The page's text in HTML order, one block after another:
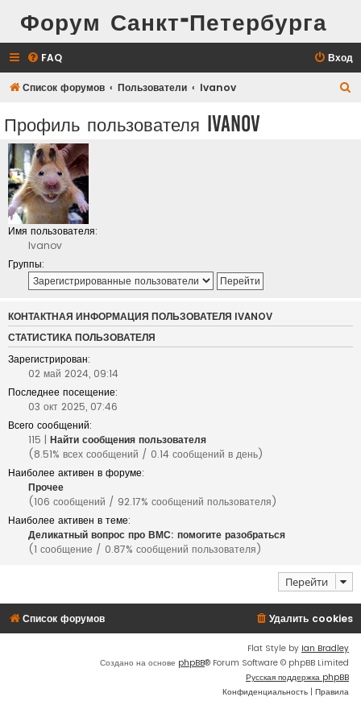
Форум Санкт-Петербурга
FAQ Вход
Список форумов Пользователи Ivanov
Профиль пользователя Ivanov
Имя пользователя:
Ivanov
Группы:
КОНТАКТНАЯ ИНФОРМАЦИЯ ПОЛЬЗОВАТЕЛЯ IVANOV
СТАТИСТИКА ПОЛЬЗОВАТЕЛЯ
Зарегистрирован:
02 май 2024, 09:14
Последнее посещение:
03 окт 2025, 07:46
Всего сообщений:
115 | Найти сообщения пользователя
(8.51% всех сообщений / 0.14 сообщений в день)
Наиболее активен в форуме:
Прочее
(106 сообщений / 92.17% сообщений пользователя)
Наиболее активен в теме:
Деликатный вопрос про ВМС: помогите разобраться
(1 сообщение / 0.87% сообщений пользователя)
Перейти
Список форумов Удалить cookies
Flat Style by Ian Bradley
Создано на основе phpBB® Forum Software © phpBB Limited
Русская поддержка phpBB
Конфиденциальность | Правила